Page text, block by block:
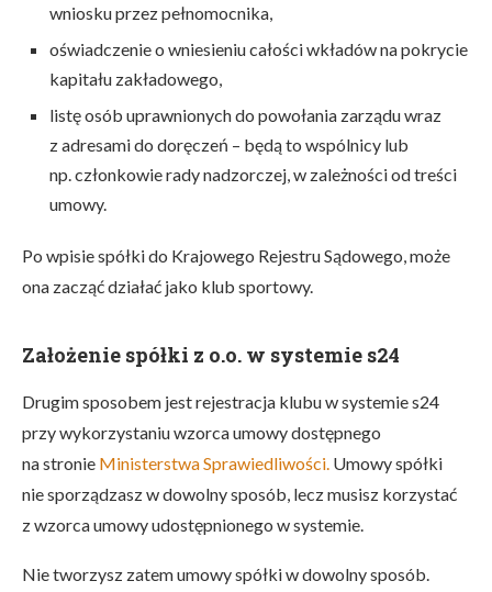
wniosku przez pełnomocnika,
oświadczenie o wniesieniu całości wkładów na pokrycie
kapitału zakładowego,
listę osób uprawnionych do powołania zarządu wraz
z adresami do doręczeń – będą to wspólnicy lub
np. członkowie rady nadzorczej, w zależności od treści
umowy.
Po wpisie spółki do Krajowego Rejestru Sądowego, może
ona zacząć działać jako klub sportowy.
Założenie spółki z o.o. w systemie s24
Drugim sposobem jest rejestracja klubu w systemie s24
przy wykorzystaniu wzorca umowy dostępnego
na stronie Ministerstwa Sprawiedliwości. Umowy spółki
nie sporządzasz w dowolny sposób, lecz musisz korzystać
z wzorca umowy udostępnionego w systemie.
Nie tworzysz zatem umowy spółki w dowolny sposób.